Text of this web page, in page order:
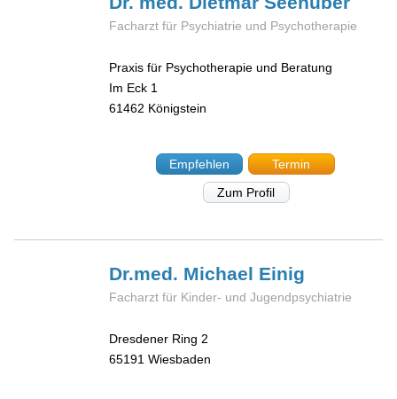
Facharzt für Psychiatrie und Psychotherapie
Praxis für Psychotherapie und Beratung
Im Eck 1
61462 Königstein
Empfehlen
Termin
Zum Profil
Dr.med. Michael Einig
Facharzt für Kinder- und Jugendpsychiatrie
Dresdener Ring 2
65191 Wiesbaden